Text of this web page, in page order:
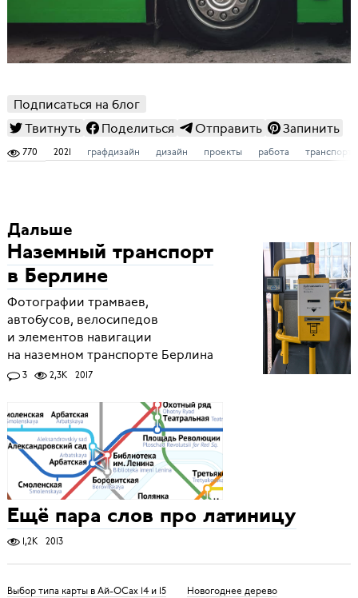
Подписаться на блог
Твитнуть
Поделиться Отправить Запинить
770 2021 графдизайн дизайн проекты работа транспорт
Дальше
Наземный транспорт
в Берлине
Фотографии трамваев,
автобусов, велосипедов
и элементов навигации
на наземном транспорте Берлина
3 2,3K 2017
Ещё пара слов про латиницу
1,2K 2013
Выбор типа карты в Ай-ОСах 14 и 15 Новогоднее дерево